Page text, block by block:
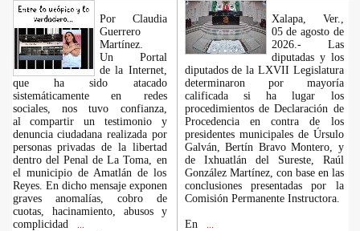
Por Claudia
Guerrero
Martínez.
​Un Portal
de la Internet,
que ha sido atacado
sistemáticamente en redes
sociales, nos tuvo confianza,
al compartir un testimonio y
denuncia ciudadana realizada por
personas privadas de la libertad
dentro del Penal de La Toma, en
el municipio de Amatlán de los
Reyes. En dicho mensaje exponen
graves anomalías, cobro de
cuotas, hacinamiento, abusos y
complicidad
Xalapa, Ver.,
05 de agosto de
2026.- Las
diputadas y los
diputados de la LXVII Legislatura
determinaron por mayoría
calificada si ha lugar los
procedimientos de Declaración de
Procedencia en contra de los
presidentes municipales de Úrsulo
Galván, Bertín Bravo Montero, y
de Ixhuatlán del Sureste, Raúl
González Martínez, con base en las
conclusiones presentadas por la
Comisión Permanente Instructora.
En